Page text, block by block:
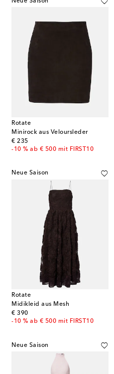
Rotate
Minirock aus Veloursleder
€ 235
original price
-10 % ab € 500 mit FIRST10
Neue Saison
Rotate
Midikleid aus Mesh
€ 390
original price
-10 % ab € 500 mit FIRST10
Neue Saison